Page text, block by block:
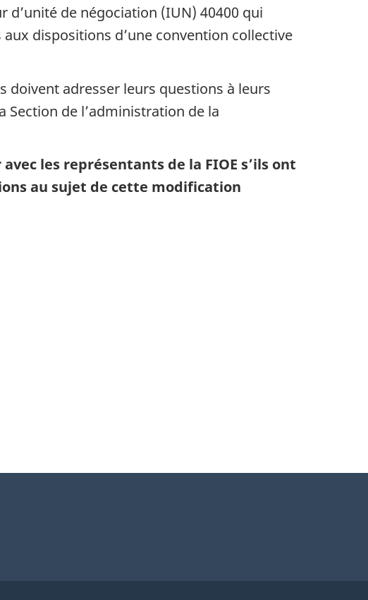
d’unité de négociation (IUN) 40400 qui
dispositions d’une convention collective
doivent adresser leurs questions à leurs
de l’administration de la
les représentants de la FIOE s’ils ont
au sujet de cette modification